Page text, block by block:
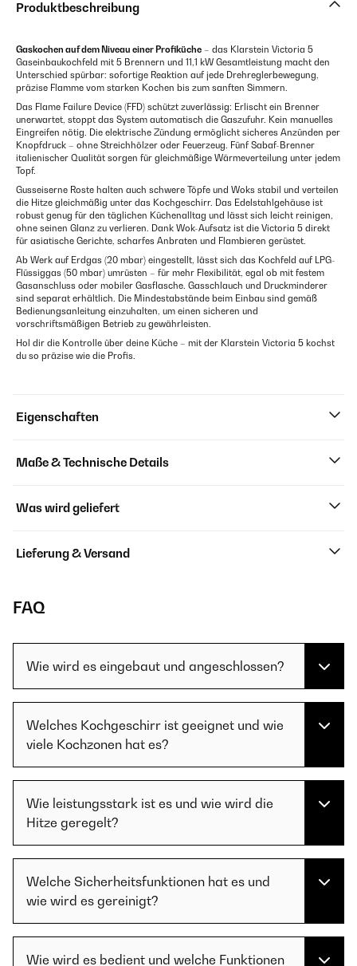
Produktbeschreibung
Gaskochen auf dem Niveau einer Profiküche – das Klarstein Victoria 5
Gaseinbaukochfeld mit 5 Brennern und 11,1 kW Gesamtleistung macht den
Unterschied spürbar: sofortige Reaktion auf jede Drehreglerbewegung,
präzise Flamme vom starken Kochen bis zum sanften Simmern.
Das Flame Failure Device (FFD) schützt zuverlässig: Erlischt ein Brenner
unerwartet, stoppt das System automatisch die Gaszufuhr. Kein manuelles
Eingreifen nötig. Die elektrische Zündung ermöglicht sicheres Anzünden per
Knopfdruck – ohne Streichhölzer oder Feuerzeug. Fünf Sabaf-Brenner
italienischer Qualität sorgen für gleichmäßige Wärmeverteilung unter jedem
Topf.
Gusseiserne Roste halten auch schwere Töpfe und Woks stabil und verteilen
die Hitze gleichmäßig unter das Kochgeschirr. Das Edelstahlgehäuse ist
robust genug für den täglichen Küchenalltag und lässt sich leicht reinigen,
ohne seinen Glanz zu verlieren. Dank Wok-Aufsatz ist die Victoria 5 direkt
für asiatische Gerichte, scharfes Anbraten und Flambieren gerüstet.
Ab Werk auf Erdgas (20 mbar) eingestellt, lässt sich das Kochfeld auf LPG-
Flüssiggas (50 mbar) umrüsten – für mehr Flexibilität, egal ob mit festem
Gasanschluss oder mobiler Gasflasche. Gasschlauch und Druckminderer
sind separat erhältlich. Die Mindestabstände beim Einbau sind gemäß
Bedienungsanleitung einzuhalten, um einen sicheren und
vorschriftsmäßigen Betrieb zu gewährleisten.
Hol dir die Kontrolle über deine Küche – mit der Klarstein Victoria 5 kochst
du so präzise wie die Profis.
Eigenschaften
Maße & Technische Details
Was wird geliefert
Lieferung & Versand
FAQ
Wie wird es eingebaut und angeschlossen?
Welches Kochgeschirr ist geeignet und wie
viele Kochzonen hat es?
Wie leistungsstark ist es und wie wird die
Hitze geregelt?
Welche Sicherheitsfunktionen hat es und
wie wird es gereinigt?
Wie wird es bedient und welche Funktionen